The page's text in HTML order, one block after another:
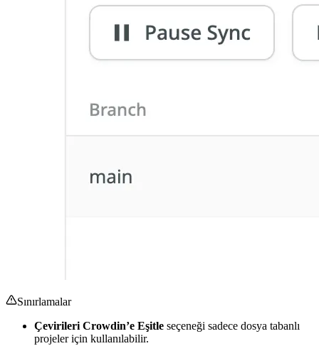
Sınırlamalar
Çevirileri Crowdin’e Eşitle seçeneği sadece dosya tabanlı
projeler için kullanılabilir.